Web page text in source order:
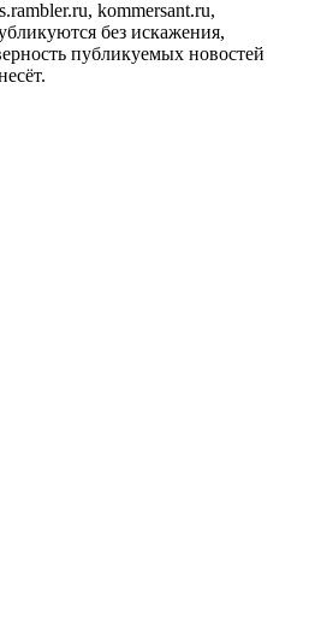
kommersant.ru,
без искажения,
публикуемых новостей